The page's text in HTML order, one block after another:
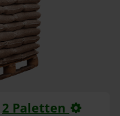
2 Paletten